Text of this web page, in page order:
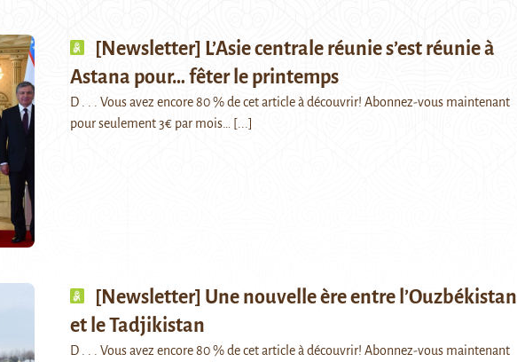
[Newsletter] L’Asie centrale réunie s’est réunie à
Astana pour… fêter le printemps
D . . . Vous avez encore 80 % de cet article à découvrir! Abonnez-vous maintenant
pour seulement 3€ par mois…
[...]
[Newsletter] Une nouvelle ère entre l’Ouzbékistan
et le Tadjikistan
D . . . Vous avez encore 80 % de cet article à découvrir! Abonnez-vous maintenant